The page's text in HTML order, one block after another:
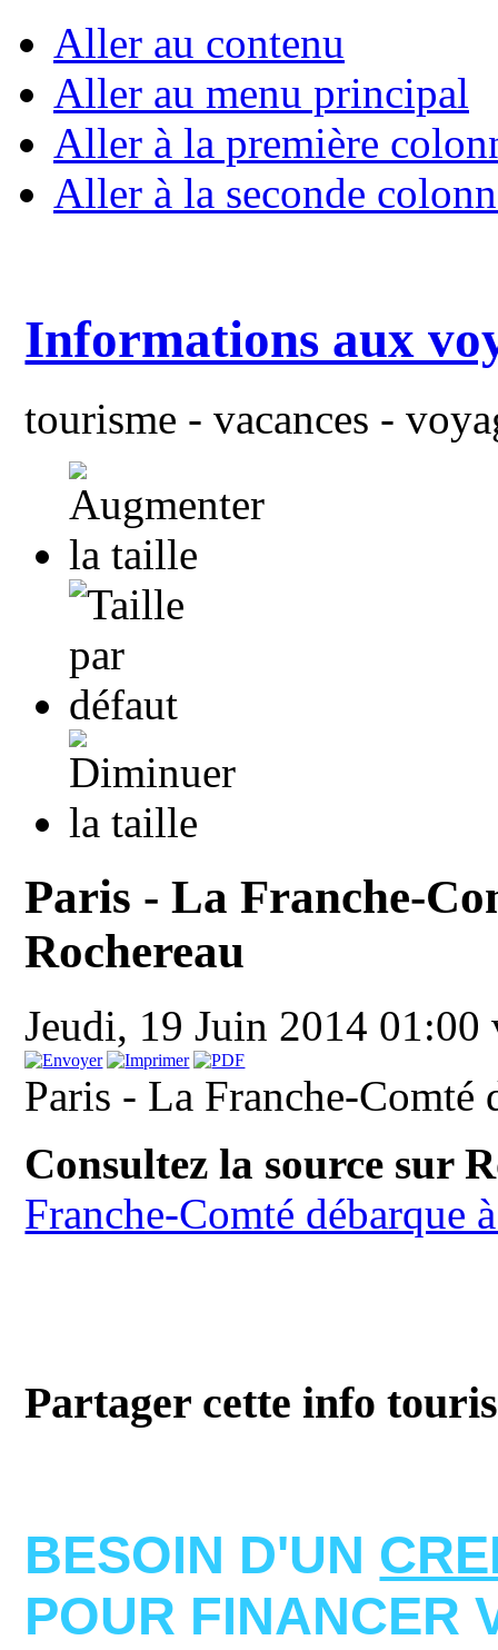
Aller au contenu
Aller au menu principal
Aller à la première
Aller à la seconde
Informations aux
tourisme - vacances -
Paris - La Franche-
Rochereau
Jeudi, 19 Juin 2014 01:00
Paris - La Franche-Comté
Consultez la source sur
Franche-Comté débarque
Partager cette info
BESOIN D'UN
POUR FINANCER